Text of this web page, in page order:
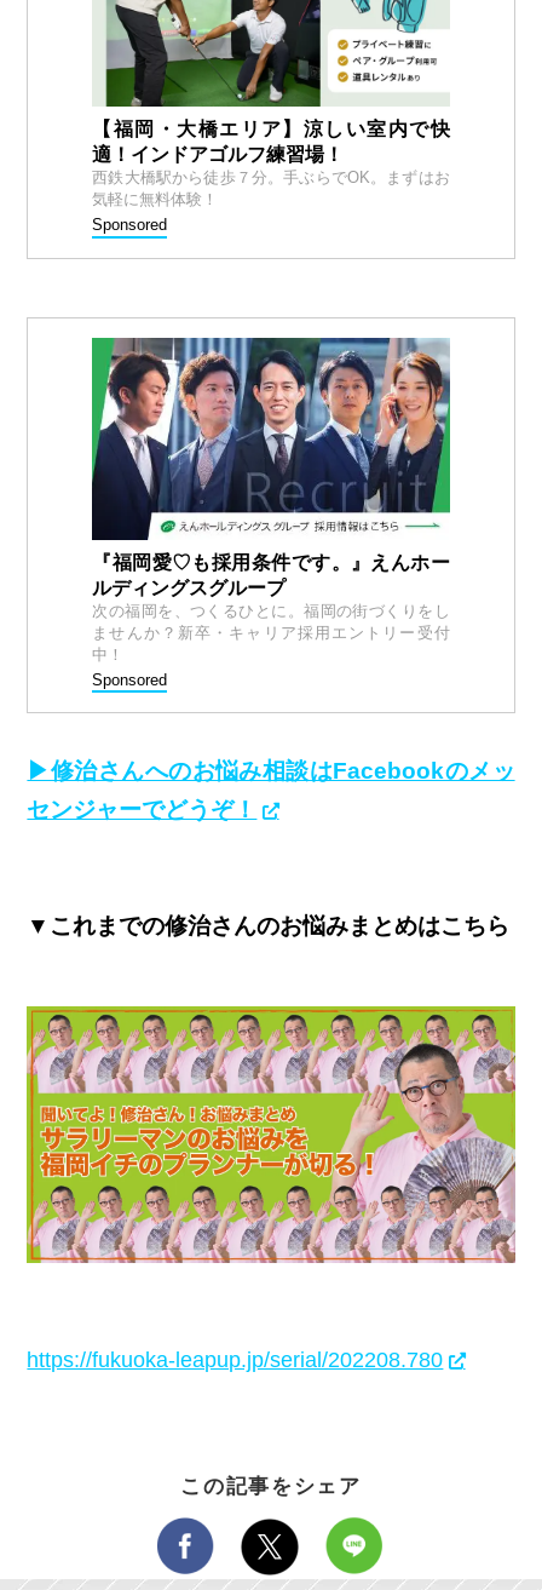
【福岡・大橋エリア】涼しい室内で快
適！インドアゴルフ練習場！
西鉄大橋駅から徒歩７分。手ぶらでOK。まずはお
気軽に無料体験！
Sponsored
『福岡愛♡も採用条件です。』えんホー
ルディングスグループ
次の福岡を、つくるひとに。福岡の街づくりをし
ませんか？新卒・キャリア採用エントリー受付
中！
Sponsored
▶修治さんへのお悩み相談はFacebookのメッ
センジャーでどうぞ！
▼これまでの修治さんのお悩みまとめはこちら
https://fukuoka-leapup.jp/serial/202208.780
この記事をシェア